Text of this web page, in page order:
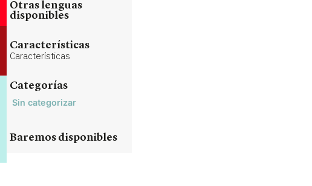
Otras lenguas
disponibles
Características
Características
Categorías
Sin categorizar
Baremos disponibles